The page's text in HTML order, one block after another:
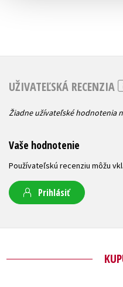
UŽIVATEĽSKÁ RECENZIA
Žiadne užívateľské hodnotenia
Vaše hodnotenie
Používateľskú recenziu môžu
Prihlásiť